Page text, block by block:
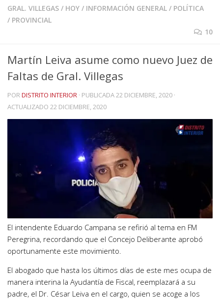
GRAL. VILLEGAS / HOY / INFORMACIÓN GENERAL / POLÍTICA
/ PROVINCIAL
10
Martín Leiva asume como nuevo Juez de
Faltas de Gral. Villegas
PORDISTRITO INTERIOR · PUBLICADA22 DICIEMBRE, 2020 ·
ACTUALIZADO 22 DICIEMBRE, 2020
El intendente Eduardo Campana se refirió al tema en FM
Peregrina, recordando que el Concejo Deliberante aprobó
oportunamente este movimiento.
El abogado que hasta los últimos días de este mes ocupa de
manera interina la Ayudantía de Fiscal, reemplazará a su
padre, el Dr. César Leiva en el cargo, quien se acoge a los